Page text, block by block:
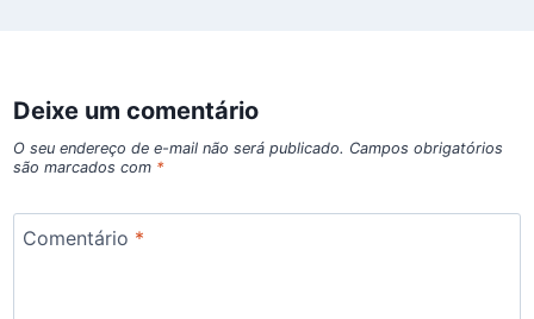
Deixe um comentário
O seu endereço de e-mail não será publicado. Campos obrigatórios
são marcados com *
Comentário *